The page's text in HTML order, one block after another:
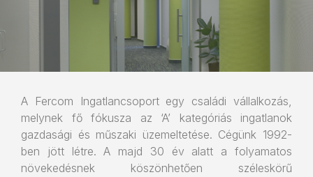
A Fercom Ingatlancsoport egy családi vállalkozás,
melynek fő fókusza az ‘A’ kategóriás ingatlanok
gazdasági és műszaki üzemeltetése. Cégünk 1992-
ben jött létre. A majd 30 év alatt a folyamatos
növekedésnek köszönhetően széleskörű